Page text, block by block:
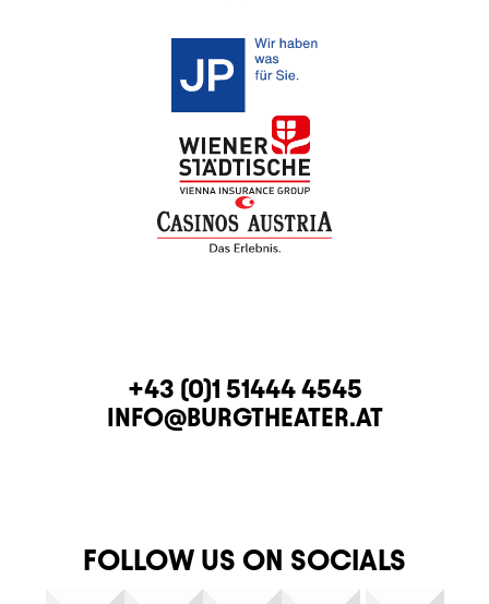
CONTACTTELEPHONE
+43 (0)1 51444 4545
E-MAIL
INFO@BURGTHEATER.AT
FOLLOW US ON SOCIALS